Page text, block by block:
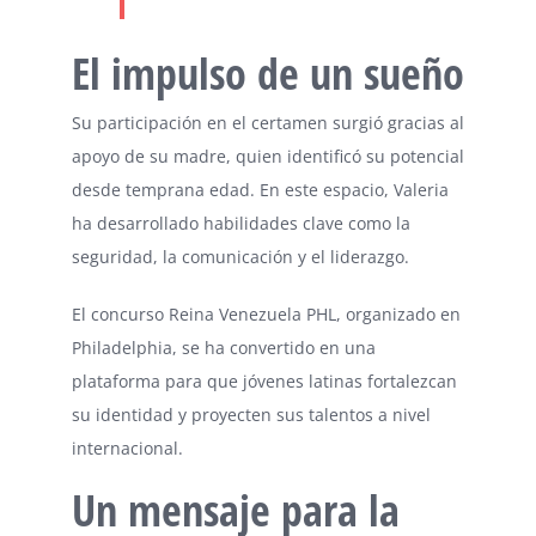
El impulso de un sueño
Su participación en el certamen surgió gracias al
apoyo de su madre, quien identificó su potencial
desde temprana edad. En este espacio, Valeria
ha desarrollado habilidades clave como la
seguridad, la comunicación y el liderazgo.
El concurso Reina Venezuela PHL, organizado en
Philadelphia, se ha convertido en una
plataforma para que jóvenes latinas fortalezcan
su identidad y proyecten sus talentos a nivel
internacional.
Un mensaje para la